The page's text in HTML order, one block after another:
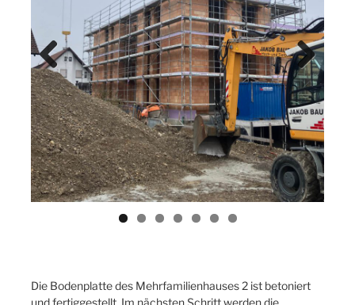
Previ
ous
Next
Die Bodenplatte des Mehrfamilienhauses 2 ist betoniert
und fertiggestellt. Im nächsten Schritt werden die